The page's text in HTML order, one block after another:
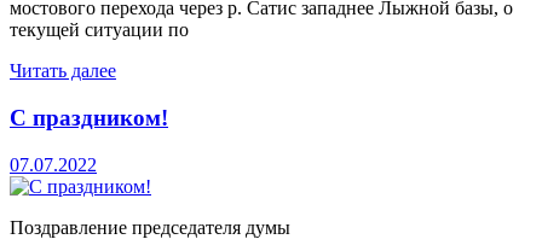
мостового перехода через р. Сатис западнее Лыжной базы, о
текущей ситуации по
Читать далее
С праздником!
07.07.2022
Поздравление председателя думы